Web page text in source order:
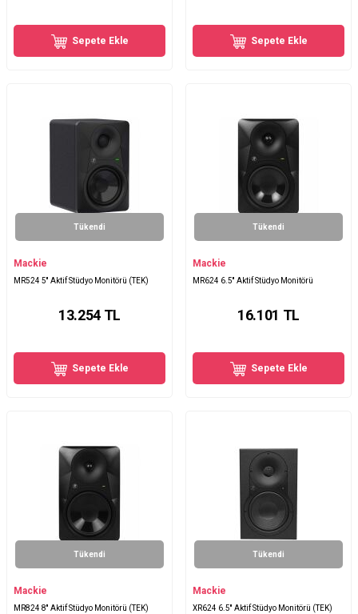
Sepete Ekle Sepete Ekle
Tükendi
Mackie
MR524 5'' Aktif Stüdyo Monitörü (TEK)
13.254TL
Sepete Ekle
Tükendi
Mackie
MR624 6.5'' Aktif Stüdyo Monitörü
16.101 TL
Sepete Ekle
Tükendi
Mackie
MR824 8'' Aktif Stüdyo Monitörü (TEK)
Tükendi
Mackie
XR624 6.5'' Aktif Stüdyo Monitörü (TEK)